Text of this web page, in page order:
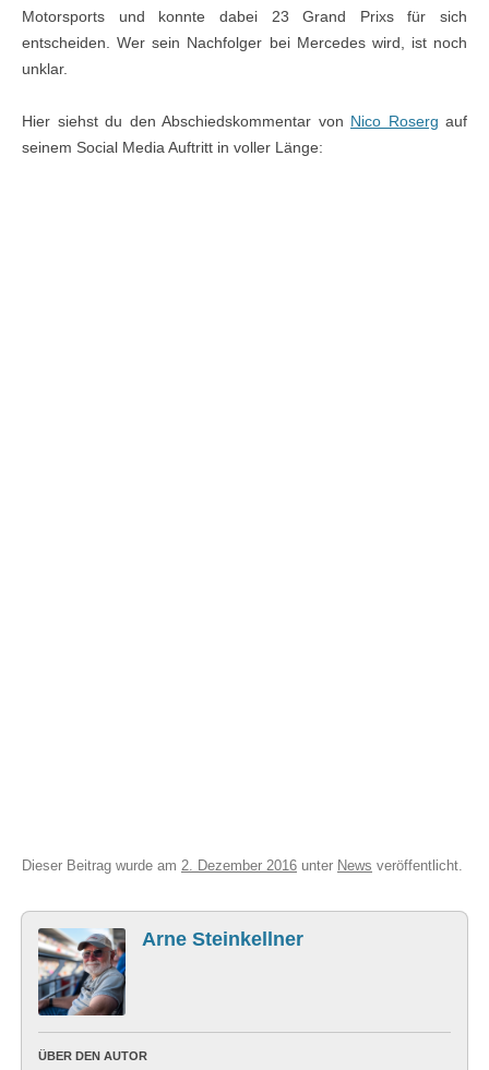
Motorsports und konnte dabei 23 Grand Prixs für sich
entscheiden. Wer sein Nachfolger bei Mercedes wird, ist noch
unklar.
Hier siehst du den Abschiedskommentar von Nico Roserg auf
seinem Social Media Auftritt in voller Länge:
Dieser Beitrag wurde am 2. Dezember 2016 unter News veröffentlicht.
Arne Steinkellner
ÜBER DEN AUTOR